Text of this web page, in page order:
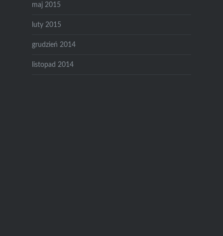
maj 2015
luty 2015
grudzień 2014
listopad 2014